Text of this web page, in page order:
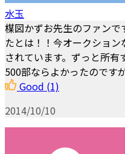
水玉
楳図かずお先生のファンで
たとは！！今オークショ
されています。ずっと所
500部ならよかったのです
Good (1)
2014/10/10